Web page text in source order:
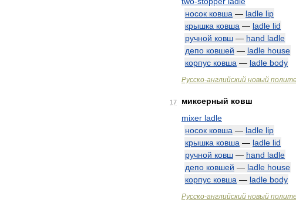
носок ковша — ladle lip
крышка ковша — ladle lid
ручной ковш — hand ladle
депо ковшей — ladle house
корпус ковша — ladle body
Русско-английский новый
17 миксерный ковш
mixer ladle
носок ковша — ladle lip
крышка ковша — ladle lid
ручной ковш — hand ladle
депо ковшей — ladle house
корпус ковша — ladle body
Русско-английский новый